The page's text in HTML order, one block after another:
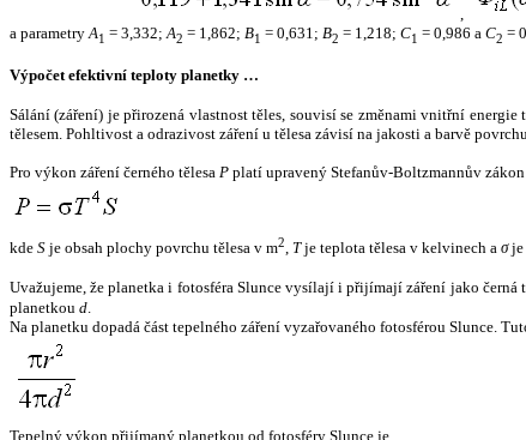
,
a parametryA1 = 3,332;A2 = 1,862; B1 = 0,631; B2 = 1,218; C1 = 0,986 a C2 =
Výpočet efektivní teploty planetky …
Sálání (záření) je přirozená vlastnost těles, souvisí se změnami vnitřní
tělesem. Pohltivost a odrazivost záření u tělesa závisí na jakosti a barvě
Pro výkon záření černého tělesa P platí upravený Stefanův-Boltzmannův zákon
kde S je obsah plochy povrchu tělesa v m2, Tje teplota tělesa v kelvinech a σje
Uvažujeme, že planetka i fotosféra Slunce vysílají i přijímají záření jako černá
planetkou d.
Na planetku dopadá část tepelného záření vyzařovaného fotosférou Slunce.
Tepelný výkon přijímaný planetkou od fotosféry Slunce je